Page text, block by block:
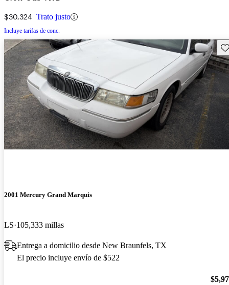
$30,324 Trato justo
Incluye tarifas de conc.
2001 Mercury Grand Marquis
LS 105,333 millas
Entrega a domicilio desde New Braunfels, TX
El precio incluye envío de $522